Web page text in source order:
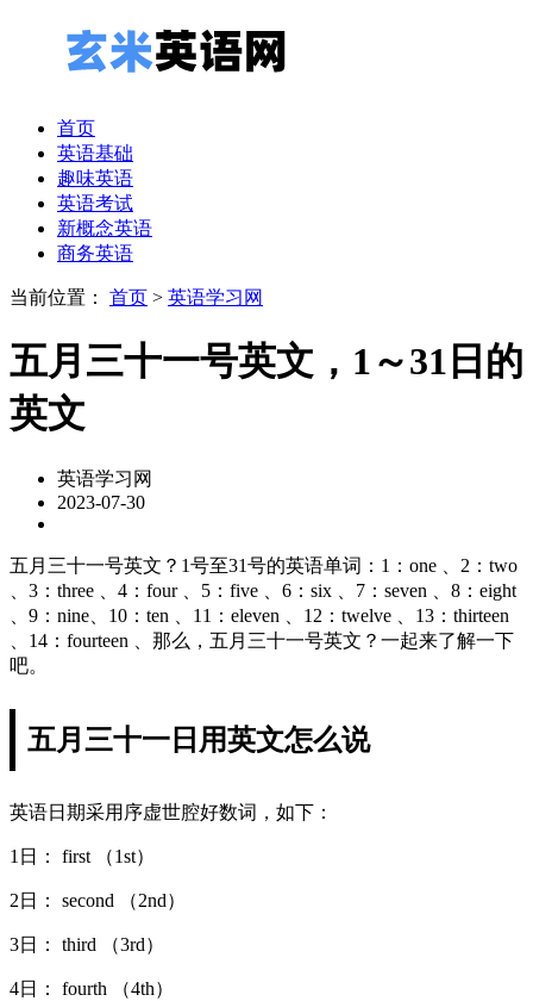
首页
英语基础
趣味英语
英语考试
新概念英语
商务英语
当前位置： 首页 > 英语学习网
五月三十一号英文，1～31日的
英文
英语学习网
2023-07-30
五月三十一号英文？1号至31号的英语单词：1：one 、2：two
、3：three 、4：four 、5：five 、6：six 、7：seven 、8：eight
、9：nine、10：ten 、11：eleven 、12：twelve 、13：thirteen
、14：fourteen 、那么，五月三十一号英文？一起来了解一下
吧。
五月三十一日用英文怎么说
英语日期采用序虚世腔好数词，如下：
1日： first （1st）
2日： second （2nd）
3日： third （3rd）
4日： fourth （4th）